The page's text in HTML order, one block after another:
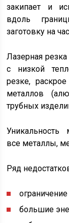
закипает и
вдоль
заготовку на
Лазерная
с низкой
резке,
металлов
трубных
Уникальность
все металлы,
Ряд
большие